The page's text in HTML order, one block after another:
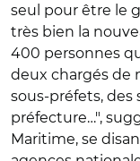
seul pour être le
très bien la
400 personnes
deux chargés de
sous-préfets, des
préfecture…",
Maritime, se